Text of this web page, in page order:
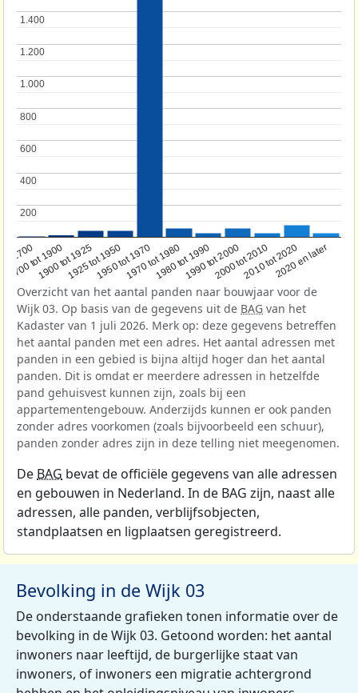
1700
1700 tot 1900
1900 tot 19251925 tot 19501950 tot 19701970 tot 19801980 tot 19901990 tot 20002000 tot 20102010 tot 20202020 en later
200
200
400
400
600
600
800
800
1.000
1.000
1.200
1.200
1.400
1.400
Overzicht van het aantal panden naar bouwjaar voor de
Wijk 03. Op basis van de gegevens uit de BAG van het
Kadaster van 1 juli 2026. Merk op: deze gegevens betreffen
het aantal panden met een adres. Het aantal adressen met
panden in een gebied is bijna altijd hoger dan het aantal
panden. Dit is omdat er meerdere adressen in hetzelfde
pand gehuisvest kunnen zijn, zoals bij een
appartementengebouw. Anderzijds kunnen er ook panden
zonder adres voorkomen (zoals bijvoorbeeld een schuur),
panden zonder adres zijn in deze telling niet meegenomen.
De BAG bevat de officiële gegevens van alle adressen
en gebouwen in Nederland. In de BAG zijn, naast alle
adressen, alle panden, verblijfsobjecten,
standplaatsen en ligplaatsen geregistreerd.
Bevolking in de Wijk 03
De onderstaande grafieken tonen informatie over de
bevolking in de Wijk 03. Getoond worden: het aantal
inwoners naar leeftijd, de burgerlijke staat van
inwoners, of inwoners een migratie achtergrond